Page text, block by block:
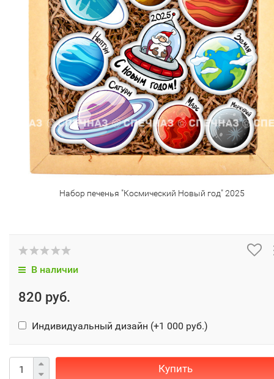
Набор печенья "Космический Новый год" 2025
В наличии
820 руб.
Индивидуальный дизайн (+1 000 руб.)
Купить